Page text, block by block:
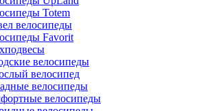
Totem
велосипеды
Favorit
велосипеды
велосипед
велосипеды
велосипеды